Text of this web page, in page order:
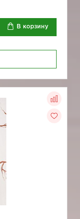
В корзину